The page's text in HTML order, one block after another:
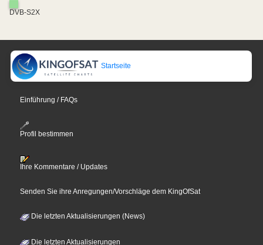
DVB-S2X
Startseite
Einführung / FAQs
Profil bestimmen
Ihre Kommentare / Updates
Senden Sie ihre Anregungen/Vorschläge dem KingOfSat
Die letzten Aktualisierungen (News)
Die letzten Aktualisierungen